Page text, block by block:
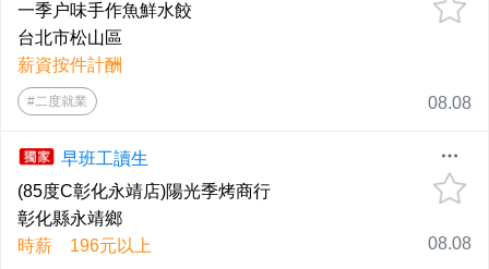
一季户味手作魚鮮水餃
台北市松山區
薪資按件計酬
#二度就業 08.08
早班工讀生
(85度C彰化永靖店)陽光季烤商行
彰化縣永靖鄉
時薪 196元以上
08.08